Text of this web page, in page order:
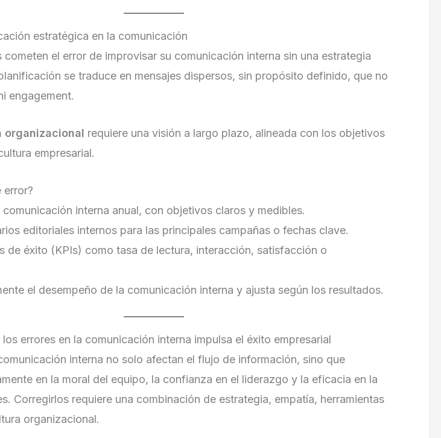
estratégica en la comunicación
cometen el error de improvisar su comunicación interna sin una estrategia
se traduce en mensajes dispersos, sin propósito definido, que no
engagement.
organizacional requiere una visión a largo plazo, alineada con los objetivos
empresarial.
error?
comunicación interna anual, con objetivos claros y medibles.
editoriales internos para las principales campañas o fechas clave.
de éxito (KPIs) como tasa de lectura, interacción, satisfacción o
el desempeño de la comunicación interna y ajusta según los resultados.
errores en la comunicación interna impulsa el éxito empresarial
interna no solo afectan el flujo de información, sino que
en la moral del equipo, la confianza en el liderazgo y la eficacia en la
Corregirlos requiere una combinación de estrategia, empatía, herramientas
organizacional.